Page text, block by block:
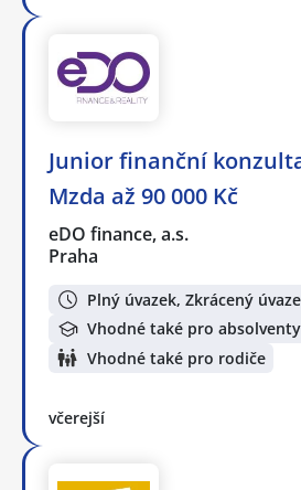
Junior finanční
Mzda až 90 000 Kč
eDO finance, a.s.
Praha
Plný úvazek, Zkrácený
Vhodné také pro absolventy
Vhodné také pro rodiče
včerejší